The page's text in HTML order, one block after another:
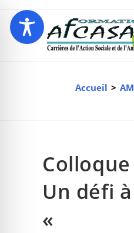
Accueil > AM
Un défi
«